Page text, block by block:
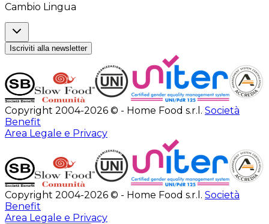
Cambio Lingua
Iscriviti alla newsletter
Copyright 2004-2026 © - Home Food s.r.l. Società
Benefit
Area Legale e Privacy
Copyright 2004-2026 © - Home Food s.r.l. Società
Benefit
Area Legale e Privacy